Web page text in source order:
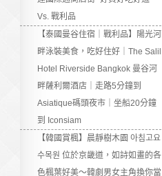
Vs. 戰利品
【泰國曼谷住宿｜戰利品】陽光河
畔泳裝美食，吃好住好｜The Salil
Hotel Riverside Bangkok 曼谷河
畔薩利爾酒店｜走路5分鐘到
Asiatique碼頭夜市｜坐船20分鐘
到 Iconsiam
【韓國賞楓】晨靜樹木園 아침고요
수목원 位於京畿道，如詩如畫的各
色楓葉好美～韓劇男女主角換你當